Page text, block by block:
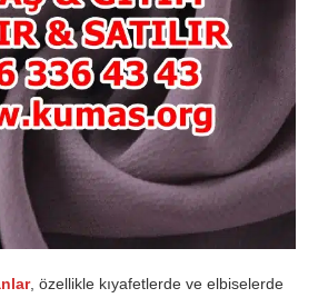
, özellikle kıyafetlerde ve elbiselerde